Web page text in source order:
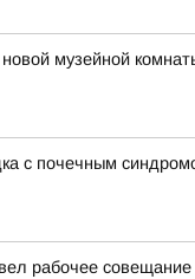
музейной
с почечным
рабочее